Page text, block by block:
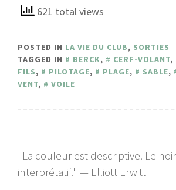
621 total views
POSTED IN LA VIE DU CLUB, SORTIES
TAGGED IN
BERCK, CERF-VOLANT,
FILS, PILOTAGE, PLAGE, SABLE,
VENT, VOILE
"La couleur est descriptive. Le
interprétatif." — Elliott Erwitt